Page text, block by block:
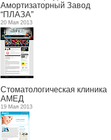
Амортизаторный Завод
“ПЛАЗА”
20 Мая 2013
Стоматологическая клиника
АМЕД
19 Мая 2013